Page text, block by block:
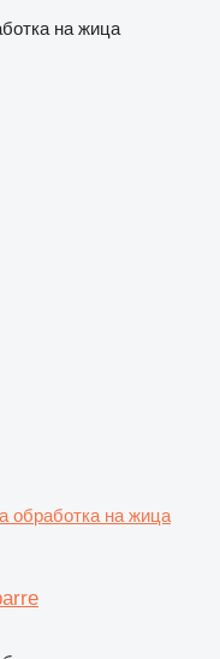
на жица
обработка на жица